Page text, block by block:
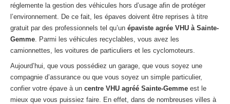
réglemente la gestion des véhicules hors d’usage afin de protéger
l’environnement. De ce fait, les épaves doivent être reprises à titre
gratuit par des professionnels tel qu’un épaviste agrée VHU à Sainte-
Gemme. Parmi les véhicules recyclables, vous avez les
camionnettes, les voitures de particuliers et les cyclomoteurs.
Aujourd’hui, que vous possédiez un garage, que vous soyez une
compagnie d’assurance ou que vous soyez un simple particulier,
confier votre épave à un centre VHU agréé Sainte-Gemme est le
mieux que vous puissiez faire. En effet, dans de nombreuses villes à